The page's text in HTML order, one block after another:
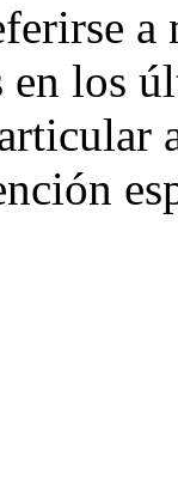
a
en los